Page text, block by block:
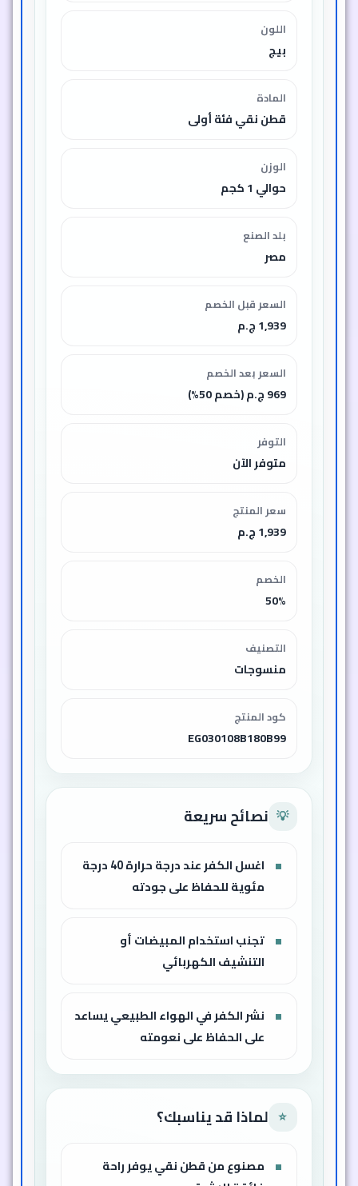
اللون
بيج
المادة
قطن نقي فئة أولى
الوزن
حوالي 1 كجم
بلد الصنع
مصر
السعر قبل الخصم
1,939 ج.م
السعر بعد الخصم
969 ج.م (خصم 50%)
التوفر
متوفر الآن
سعر المنتج
1,939 ج.م
الخصم
50%
التصنيف
منسوجات
كود المنتج
EG030108B180B99
💡 نصائح سريعة
اغسل الكفر عند درجة حرارة 40 درجة
مئوية للحفاظ على جودته
تجنب استخدام المبيضات أو
التنشيف الكهربائي
نشر الكفر في الهواء الطبيعي يساعد
على الحفاظ على نعومته
⭐ لماذا قد يناسبك؟
مصنوع من قطن نقي يوفر راحة